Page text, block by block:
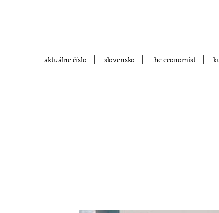
aktuálne číslo slovensko the economist